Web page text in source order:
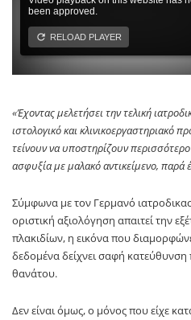
«Έχοντας μελετήσει την τελική
ιστολογικό και κλινικοεργαστηριακό
τείνουν να υποστηρίζουν
ασφυξία με μαλακό αντικείμενο, παρά
Σύμφωνα με τον Γερμανό
οριστική αξιολόγηση απαιτεί την
πλακιδίων, η εικόνα που
δεδομένα δείχνει σαφή
θανάτου.
Δεν είναι όμως, ο μόνος που είχε